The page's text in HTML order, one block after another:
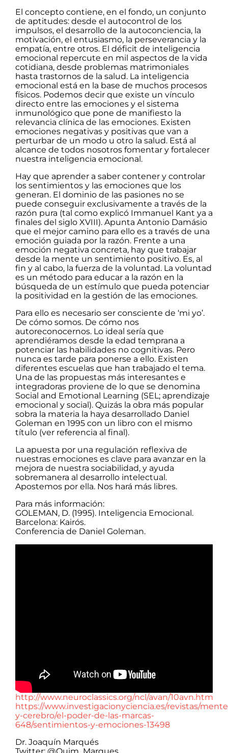
El concepto contiene, en el fondo, un conjunto
de aptitudes: desde el autocontrol de los
impulsos, el desarrollo de la autoconciencia, la
motivación, el entusiasmo, la perseverancia y la
empatía, entre otros. El déficit de inteligencia
emocional repercute en mil aspectos de la vida
cotidiana, desde problemas matrimoniales
hasta trastornos de la salud. La inteligencia
emocional está en la base de muchos procesos
físicos. Podemos decir que existe un vínculo
directo entre las emociones y el sistema
inmunológico que pone de manifiesto la
relevancia clínica de las emociones. Existen
emociones negativas y positivas que van a
perturbar de un modo u otro la salud. Está al
alcance de todos nosotros fomentar y fortalecer
nuestra inteligencia emocional.
Hay que aprender a saber contener y controlar
los sentimientos y las emociones que los
generan. El dominio de las pasiones no se
puede conseguir exclusivamente a través de la
razón pura (tal como explicó Immanuel Kant ya a
finales del siglo XVIII). Apunta Antonio Damásio
que el mejor camino para ello es a través de una
emoción guiada por la razón. Frente a una
emoción negativa concreta, hay que trabajar
desde la mente un sentimiento positivo. Es, al
fin y al cabo, la fuerza de la voluntad. La voluntad
es un método para educar a la razón en la
búsqueda de un estímulo que pueda potenciar
la positividad en la gestión de las emociones.
Para ello es necesario ser consciente de ‘mi yo’.
De cómo somos. De cómo nos
autoreconocernos. Lo ideal sería que
aprendiéramos desde la edad temprana a
potenciar las habilidades no cognitivas. Pero
nunca es tarde para ponerse a ello. Existen
diferentes escuelas que han trabajado el tema.
Una de las propuestas más interesantes e
integradoras proviene de lo que se denomina
Social and Emotional Learning (SEL; aprendizaje
emocional y social). Quizás la obra más popular
sobra la materia la haya desarrollado Daniel
Goleman en 1995 con un libro con el mismo
título (ver referencia al final).
La apuesta por una regulación reflexiva de
nuestras emociones es clave para avanzar en la
mejora de nuestra sociabilidad, y ayuda
sobremanera al desarrollo intelectual.
Apostemos por ella. Nos hará más libres.
Para más información:
GOLEMAN, D. (1995). Inteligencia Emocional.
Barcelona: Kairós.
Conferencia de Daniel Goleman.
http://www.neuroclassics.org/ncl/avan/10avn.htm
https://www.investigacionyciencia.es/revistas/
y-cerebro/el-poder-de-las-marcas-
648/sentimientos-y-emociones-13498
Dr. Joaquín Marqués